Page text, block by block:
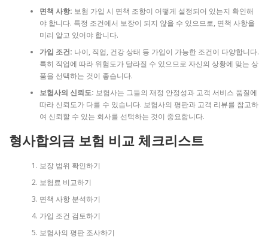
면책 사항: 보험 가입 시 면책 조항이 어떻게 설정되어 있는지 확인해
야 합니다. 특정 조건에서 보장이 되지 않을 수 있으므로, 면책 사항을
미리 알고 있어야 합니다.
가입 조건: 나이, 직업, 건강 상태 등 가입이 가능한 조건이 다양합니다.
특히 직업에 따라 위험도가 달라질 수 있으므로 자신의 상황에 맞는 상
품을 선택하는 것이 좋습니다.
보험사의 신뢰도: 보험사는 그들의 재정 안정성과 고객 서비스 품질에
따라 신뢰도가 다를 수 있습니다. 보험사의 평판과 고객 리뷰를 참고하
여 신뢰할 수 있는 회사를 선택하는 것이 중요합니다.
형사합의금 보험 비교 체크리스트
보장 범위 확인하기
보험료 비교하기
면책 사항 분석하기
가입 조건 검토하기
보험사의 평판 조사하기